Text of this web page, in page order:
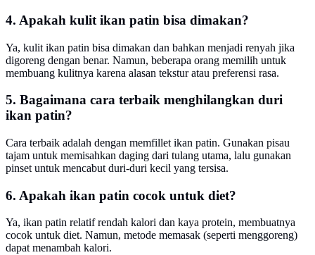
4. Apakah kulit ikan patin bisa dimakan?
Ya, kulit ikan patin bisa dimakan dan bahkan menjadi renyah jika
digoreng dengan benar. Namun, beberapa orang memilih untuk
membuang kulitnya karena alasan tekstur atau preferensi rasa.
5. Bagaimana cara terbaik menghilangkan duri
ikan patin?
Cara terbaik adalah dengan memfillet ikan patin. Gunakan pisau
tajam untuk memisahkan daging dari tulang utama, lalu gunakan
pinset untuk mencabut duri-duri kecil yang tersisa.
6. Apakah ikan patin cocok untuk diet?
Ya, ikan patin relatif rendah kalori dan kaya protein, membuatnya
cocok untuk diet. Namun, metode memasak (seperti menggoreng)
dapat menambah kalori.